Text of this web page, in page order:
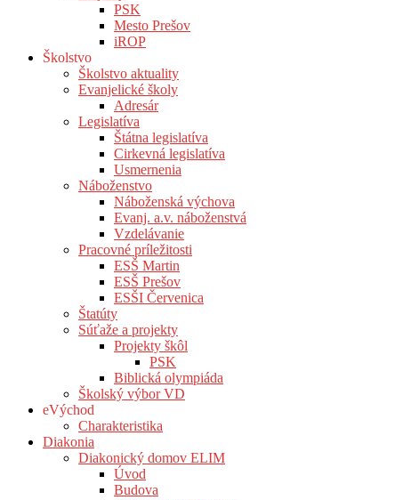
PSK
Mesto Prešov
iROP
Školstvo
Školstvo aktuality
Evanjelické školy
Adresár
Legislatíva
Štátna legislatíva
Cirkevná legislatíva
Usmernenia
Náboženstvo
Náboženská výchova
Evanj. a.v. náboženstvá
Vzdelávanie
Pracovné príležitosti
ESŠ Martin
ESŠ Prešov
ESŠI Červenica
Štatúty
Súťaže a projekty
Projekty škôl
PSK
Biblická olympiáda
Školský výbor VD
eVýchod
Charakteristika
Diakonia
Diakonický domov ELIM
Úvod
Budova